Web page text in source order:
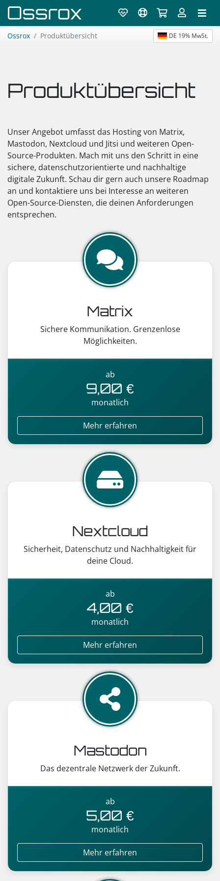
Ossrox Produktübersicht DE 19% MwSt.
Produktübersicht
Unser Angebot umfasst das Hosting von Matrix,
Mastodon, Nextcloud und Jitsi und weiteren Open-
Source-Produkten. Mach mit uns den Schritt in eine
sichere, datenschutzorientierte und nachhaltige
digitale Zukunft. Schau dir gern auch unsere Roadmap
an und kontaktiere uns bei Interesse an weiteren
Open-Source-Diensten, die deinen Anforderungen
entsprechen.
Matrix
Sichere Kommunikation. Grenzenlose
Möglichkeiten.
ab
9,00 €
monatlich
Mehr erfahren
Nextcloud
Sicherheit, Datenschutz und Nachhaltigkeit für
deine Cloud.
ab
4,00 €
monatlich
Mehr erfahren
Mastodon
Das dezentrale Netzwerk der Zukunft.
ab
5,00 €
monatlich
Mehr erfahren